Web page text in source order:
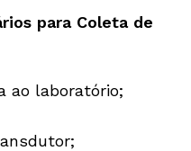
para Coleta de
ao laboratório;